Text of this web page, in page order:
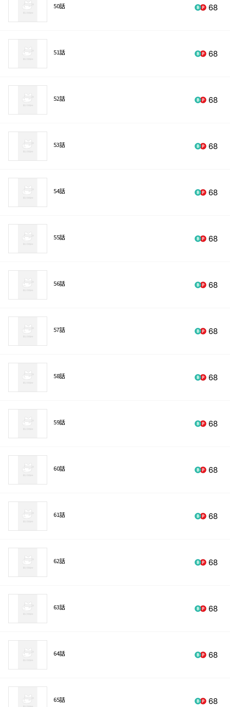
50話 68
51話 68
52話 68
53話 68
54話 68
55話 68
56話 68
57話 68
58話 68
59話 68
60話 68
61話 68
62話 68
63話 68
64話 68
65話 68